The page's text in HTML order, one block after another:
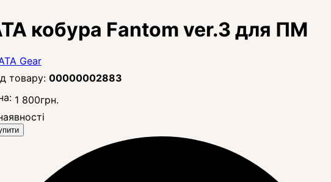
кобура Fantom ver.3 для ПМ
00000002883
1 800грн.